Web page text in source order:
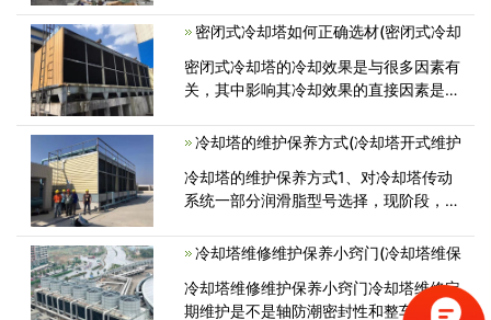
较多的地方。特别是吸入大量烟尘后，不
密闭式冷却塔如何正确选材(密闭式冷却
密闭式冷却塔的冷却效果是与很多因素有
关，其中影响其冷却效果的直接因素是设
是分不开的。下面一起来看一下密闭式冷
冷却塔的维护保养方式(冷却塔开式维护
冷却塔的维护保养方式1、对冷却塔传动
系统一部分润滑脂型号选择，现阶段，中
冷却塔维修维护保养小窍门(冷却塔维保
冷却塔维修维护保养小窍门冷却塔维修定
期维护是不是轴防潮密封性和整车线束。